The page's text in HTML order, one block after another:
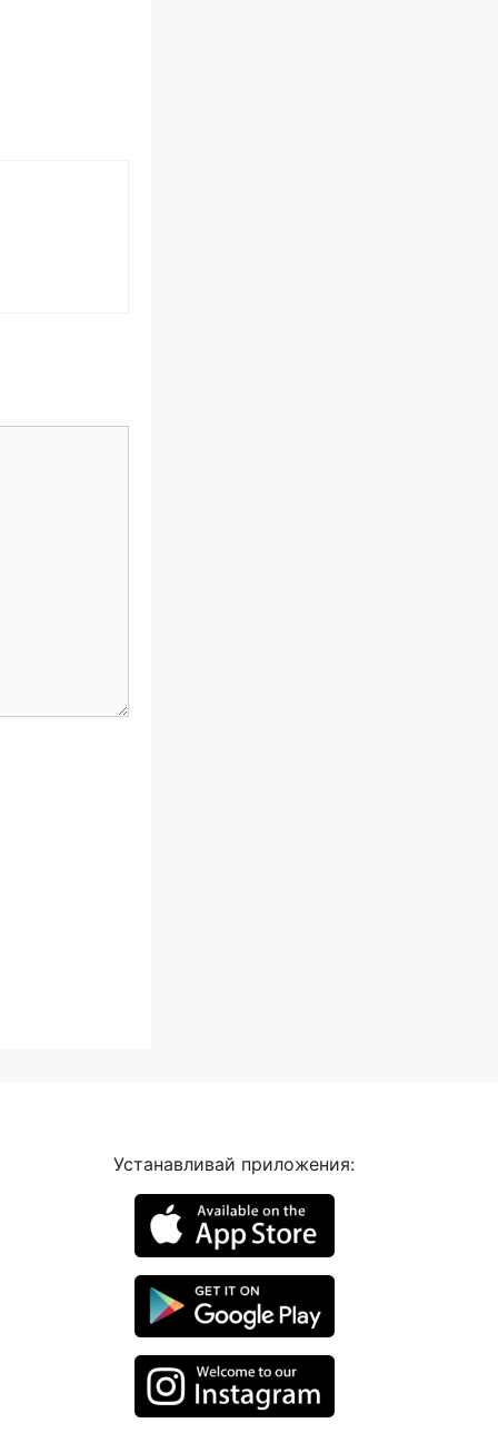
Устанавливай приложения: